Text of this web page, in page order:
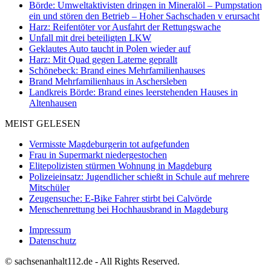
Börde: Umweltaktivisten dringen in Mineralöl – Pumpstation
ein und stören den Betrieb – Hoher Sachschaden v erursacht
Harz: Reifentöter vor Ausfahrt der Rettungswache
Unfall mit drei beteiligten LKW
Geklautes Auto taucht in Polen wieder auf
Harz: Mit Quad gegen Laterne geprallt
Schönebeck: Brand eines Mehrfamilienhauses
Brand Mehrfamilienhaus in Aschersleben
Landkreis Börde: Brand eines leerstehenden Hauses in
Altenhausen
MEIST GELESEN
Vermisste Magdeburgerin tot aufgefunden
Frau in Supermarkt niedergestochen
Elitepolizisten stürmen Wohnung in Magdeburg
Polizeieinsatz: Jugendlicher schießt in Schule auf mehrere
Mitschüler
Zeugensuche: E-Bike Fahrer stirbt bei Calvörde
Menschenrettung bei Hochhausbrand in Magdeburg
Impressum
Datenschutz
© sachsenanhalt112.de - All Rights Reserved.